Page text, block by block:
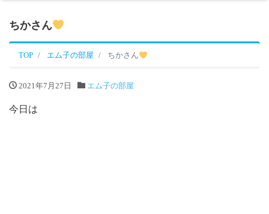
ちかさん
TOP エム子の部屋 ちかさん
2021年7月27日 エム子の部屋
今日は